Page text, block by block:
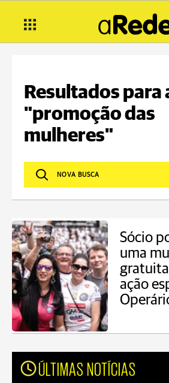
Resultados para
"promoção das
mulheres"
Sócio
uma
ação
ÚLTIMAS NOTÍCIAS